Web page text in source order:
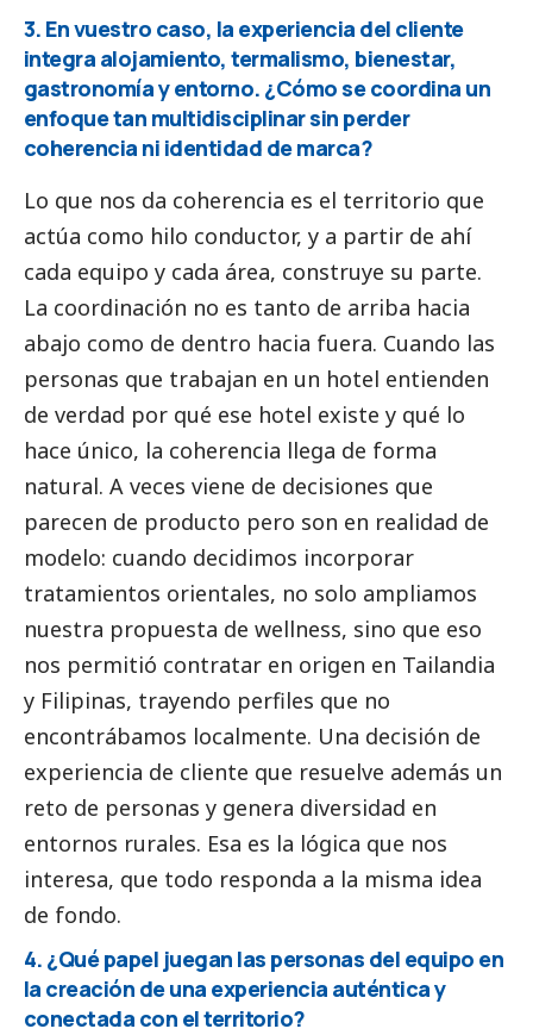
3. En vuestro caso, la experiencia del cliente
integra alojamiento, termalismo, bienestar,
gastronomía y entorno. ¿Cómo se coordina un
enfoque tan multidisciplinar sin perder
coherencia ni identidad de marca?
Lo que nos da coherencia es el territorio que
actúa como hilo conductor, y a partir de ahí
cada equipo y cada área, construye su parte.
La coordinación no es tanto de arriba hacia
abajo como de dentro hacia fuera. Cuando las
personas que trabajan en un hotel entienden
de verdad por qué ese hotel existe y qué lo
hace único, la coherencia llega de forma
natural. A veces viene de decisiones que
parecen de producto pero son en realidad de
modelo: cuando decidimos incorporar
tratamientos orientales, no solo ampliamos
nuestra propuesta de wellness, sino que eso
nos permitió contratar en origen en Tailandia
y Filipinas, trayendo perfiles que no
encontrábamos localmente. Una decisión de
experiencia de cliente que resuelve además un
reto de personas y genera diversidad en
entornos rurales. Esa es la lógica que nos
interesa, que todo responda a la misma idea
de fondo.
4. ¿Qué papel juegan las personas del equipo en
la creación de una experiencia auténtica y
conectada con el territorio?